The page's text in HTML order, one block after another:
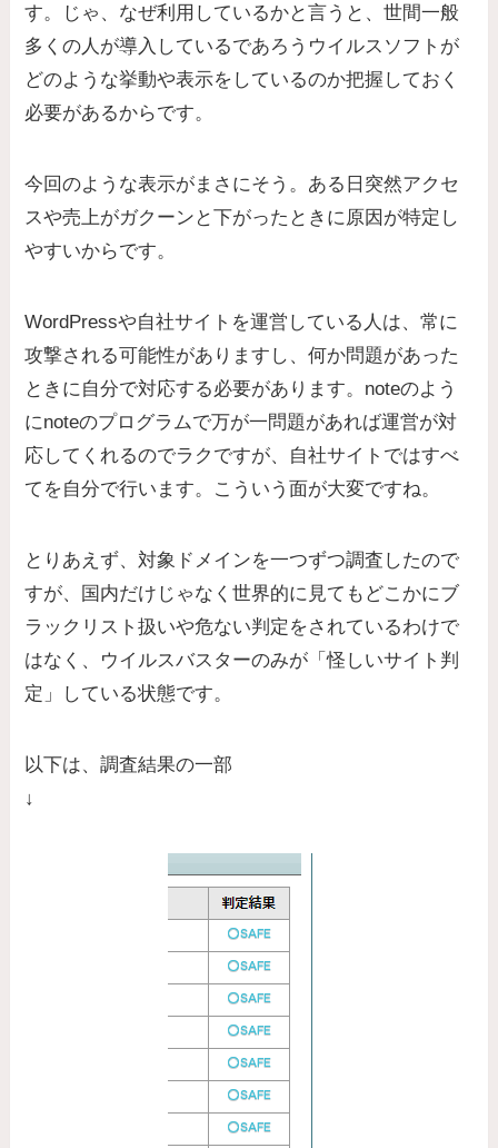
す。じゃ、なぜ利用しているかと言うと、世間一般
多くの人が導入しているであろうウイルスソフトが
どのような挙動や表示をしているのか把握しておく
必要があるからです。
今回のような表示がまさにそう。ある日突然アクセ
スや売上がガクーンと下がったときに原因が特定し
やすいからです。
WordPressや自社サイトを運営している人は、常に
攻撃される可能性がありますし、何か問題があった
ときに自分で対応する必要があります。noteのよう
にnoteのプログラムで万が一問題があれば運営が対
応してくれるのでラクですが、自社サイトではすべ
てを自分で行います。こういう面が大変ですね。
とりあえず、対象ドメインを一つずつ調査したので
すが、国内だけじゃなく世界的に見てもどこかにブ
ラックリスト扱いや危ない判定をされているわけで
はなく、ウイルスバスターのみが「怪しいサイト判
定」している状態です。
以下は、調査結果の一部
↓